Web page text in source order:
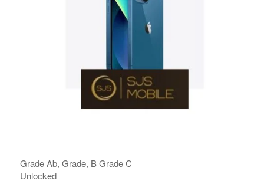
Grade Ab, Grade, B Grade C
Unlocked